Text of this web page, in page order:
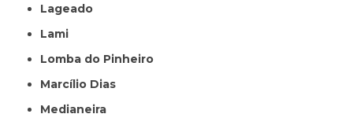
Lageado
Lami
Lomba do Pinheiro
Marcílio Dias
Medianeira